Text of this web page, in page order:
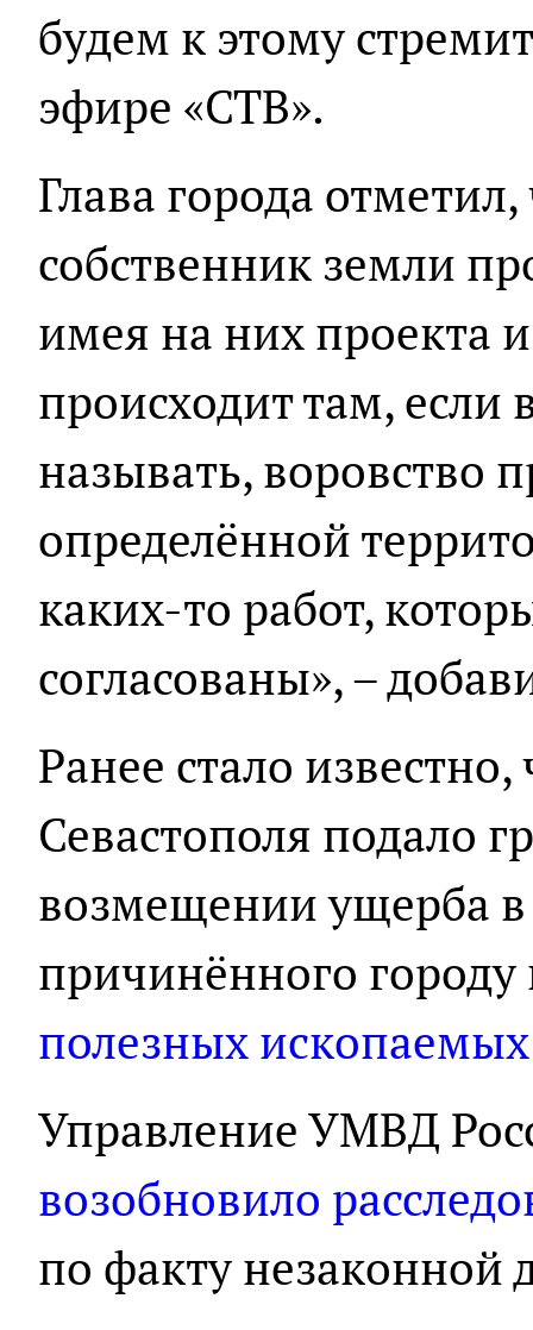
будем к этому
эфире «СТВ».
Глава города
собственник земли
имея на них проекта
происходит там,
называть, воровство
определённой
каких-то работ,
согласованы», –
Ранее стало
Севастополя подало
возмещении ущерба
причинённого
полезных ископаемых
Управление УМВД
возобновило
по факту незаконной